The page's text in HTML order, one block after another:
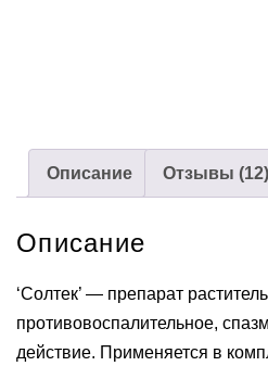
Описание Отзывы (12)
Описание
‘Солтек’ — препарат
противовоспалительное,
действие. Применяется в